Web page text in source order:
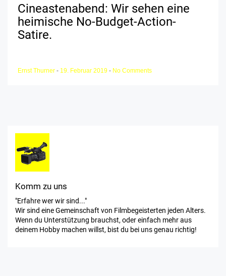
Cineastenabend: Wir sehen eine
heimische No-Budget-Action-
Satire.
Ernst Thurner - 19. Februar 2019 - No Comments
Komm zu uns
"Erfahre wer wir sind..."
Wir sind eine Gemeinschaft von Filmbegeisterten jeden Alters.
Wenn du Unterstützung brauchst, oder einfach mehr aus
deinem Hobby machen willst, bist du bei uns genau richtig!